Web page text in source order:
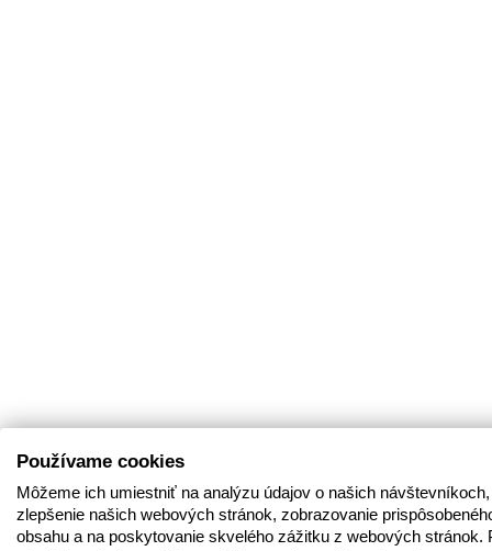
Používame cookies
Môžeme ich umiestniť na analýzu údajov o našich
zlepšenie našich webových stránok, zobrazovanie
obsahu a na poskytovanie skvelého zážitku z webových stránok.